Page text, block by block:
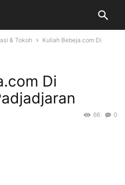
& Tokoh
Kuliah Bebeja.com Di
Di
0
66